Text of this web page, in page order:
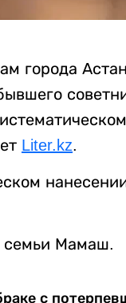
города
Liter.kz.
семьи Мамаш.
с